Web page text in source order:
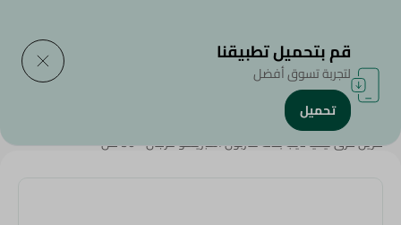
الرئيسية/الجمال والعناية الشخصية
مزيل عرق نيفيا ديب بلاك كاربون اسبريسو للرجال - 50 مل
قم بتحميل تطبيقنا
لتجربة تسوق أفضل
تحميل